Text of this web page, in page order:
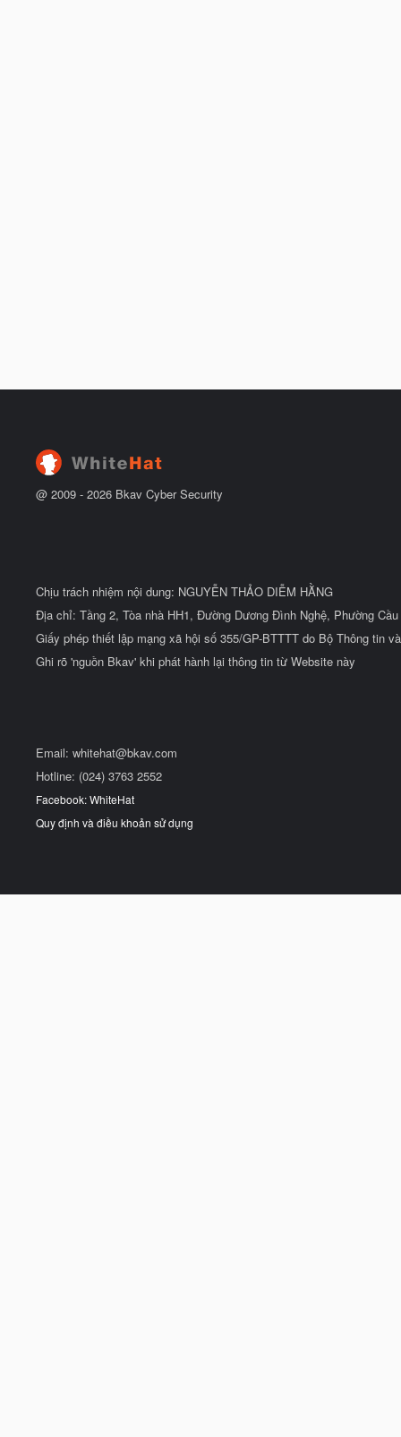
@ 2009 - 2026 Bkav Cyber Security
Chịu trách nhiệm nội dung: NGUYỄN THẢO DIỄM HẰNG
Địa chỉ: Tầng 2, Tòa nhà HH1, Đường Dương Đình Nghệ, Phường
Giấy phép thiết lập mạng xã hội số 355/GP-BTTTT do Bộ Thông tin
Ghi rõ 'nguồn Bkav' khi phát hành lại thông tin từ Website này
Email: whitehat@bkav.com
Hotline: (024) 3763 2552
Facebook: WhiteHat
Quy định và điều khoản sử dụng